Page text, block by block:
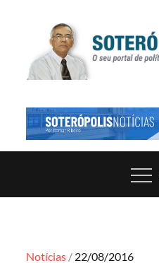
PORTAL DE
Notícias Posted
22/08/2016